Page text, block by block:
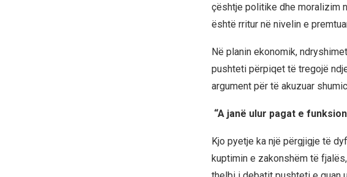
çështje politike dhe moralizim
është rritur në nivelin e
Në planin ekonomik,
pushteti përpiqet të tregojë
argument për të akuzuar
“A janë ulur pagat e
Kjo pyetje ka një përgjigje të
kuptimin e zakonshëm të